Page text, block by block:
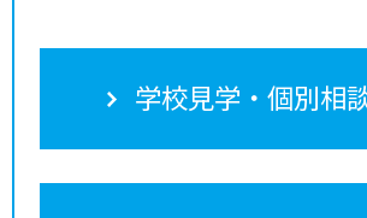
学校見学・個別相